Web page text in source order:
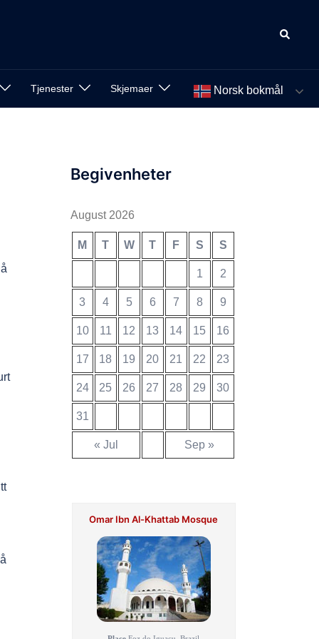
Search
Tjenester Skjemaer Norsk bokmål
Begivenheter
August 2026
M T W T F S S
1 2
3 4 5 6 7 8 9
10 11 12 13 14 15 16
17 18 19 20 21 22 23
24 25 26 27 28 29 30
31
« Jul Sep »
Omar Ibn Al-Khattab Mosque